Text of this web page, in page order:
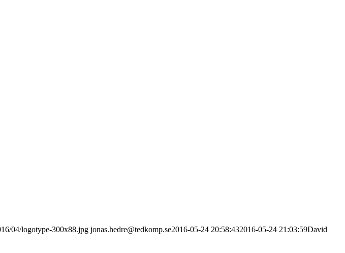
04/logotype-300x88.jpg jonas.hedre@tedkomp.se2016-05-24 20:58:432016-05-24 21:03:59David